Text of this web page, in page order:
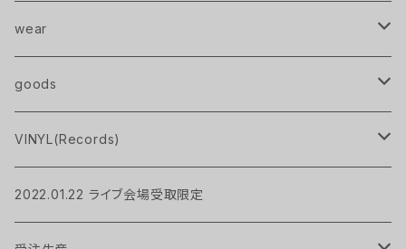
Pavlov City
handkerchief
Pavlov City
wear
T-Shirts
Pavlov City
MIRAGE
sweat
socks
goods
pouch
bag
VINYL(Records)
LP
2022.01.22 ライブ会場受取限定